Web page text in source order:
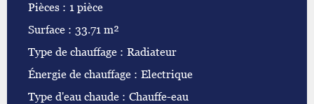
Pièces
1 pièce
Surface
33.71 m²
Type de chauffage
Radiateur
Énergie de chauffage
Electrique
Type d'eau chaude
Chauffe-eau